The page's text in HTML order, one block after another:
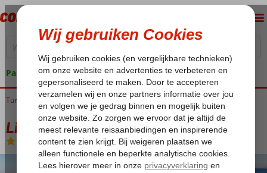
Pakketgarantie
Home
Turkije Egeische kust Kusadasi Ladies Beach Liberty Kusadasi
Liberty Kusadasi
Ultra All Inclusive-Hotel